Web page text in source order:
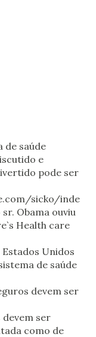
de saúde
e
pode ser
sicko/inde
Obama ouviu
Health care
Unidos
de saúde
devem ser
ser
como de